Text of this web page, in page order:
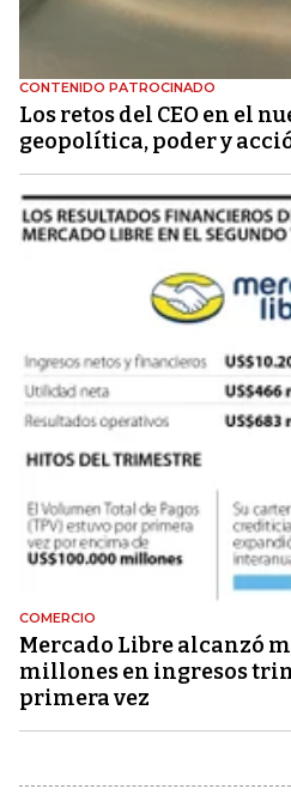
CONTENIDO PATROCINADO
Los retos del CEO en el
geopolítica, poder y
COMERCIO
Mercado Libre alcanzó
millones en ingresos
primera vez